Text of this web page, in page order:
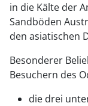
in die Kälte der
Sandböden
den asiatischen
Besonderer
Besuchern des
die drei